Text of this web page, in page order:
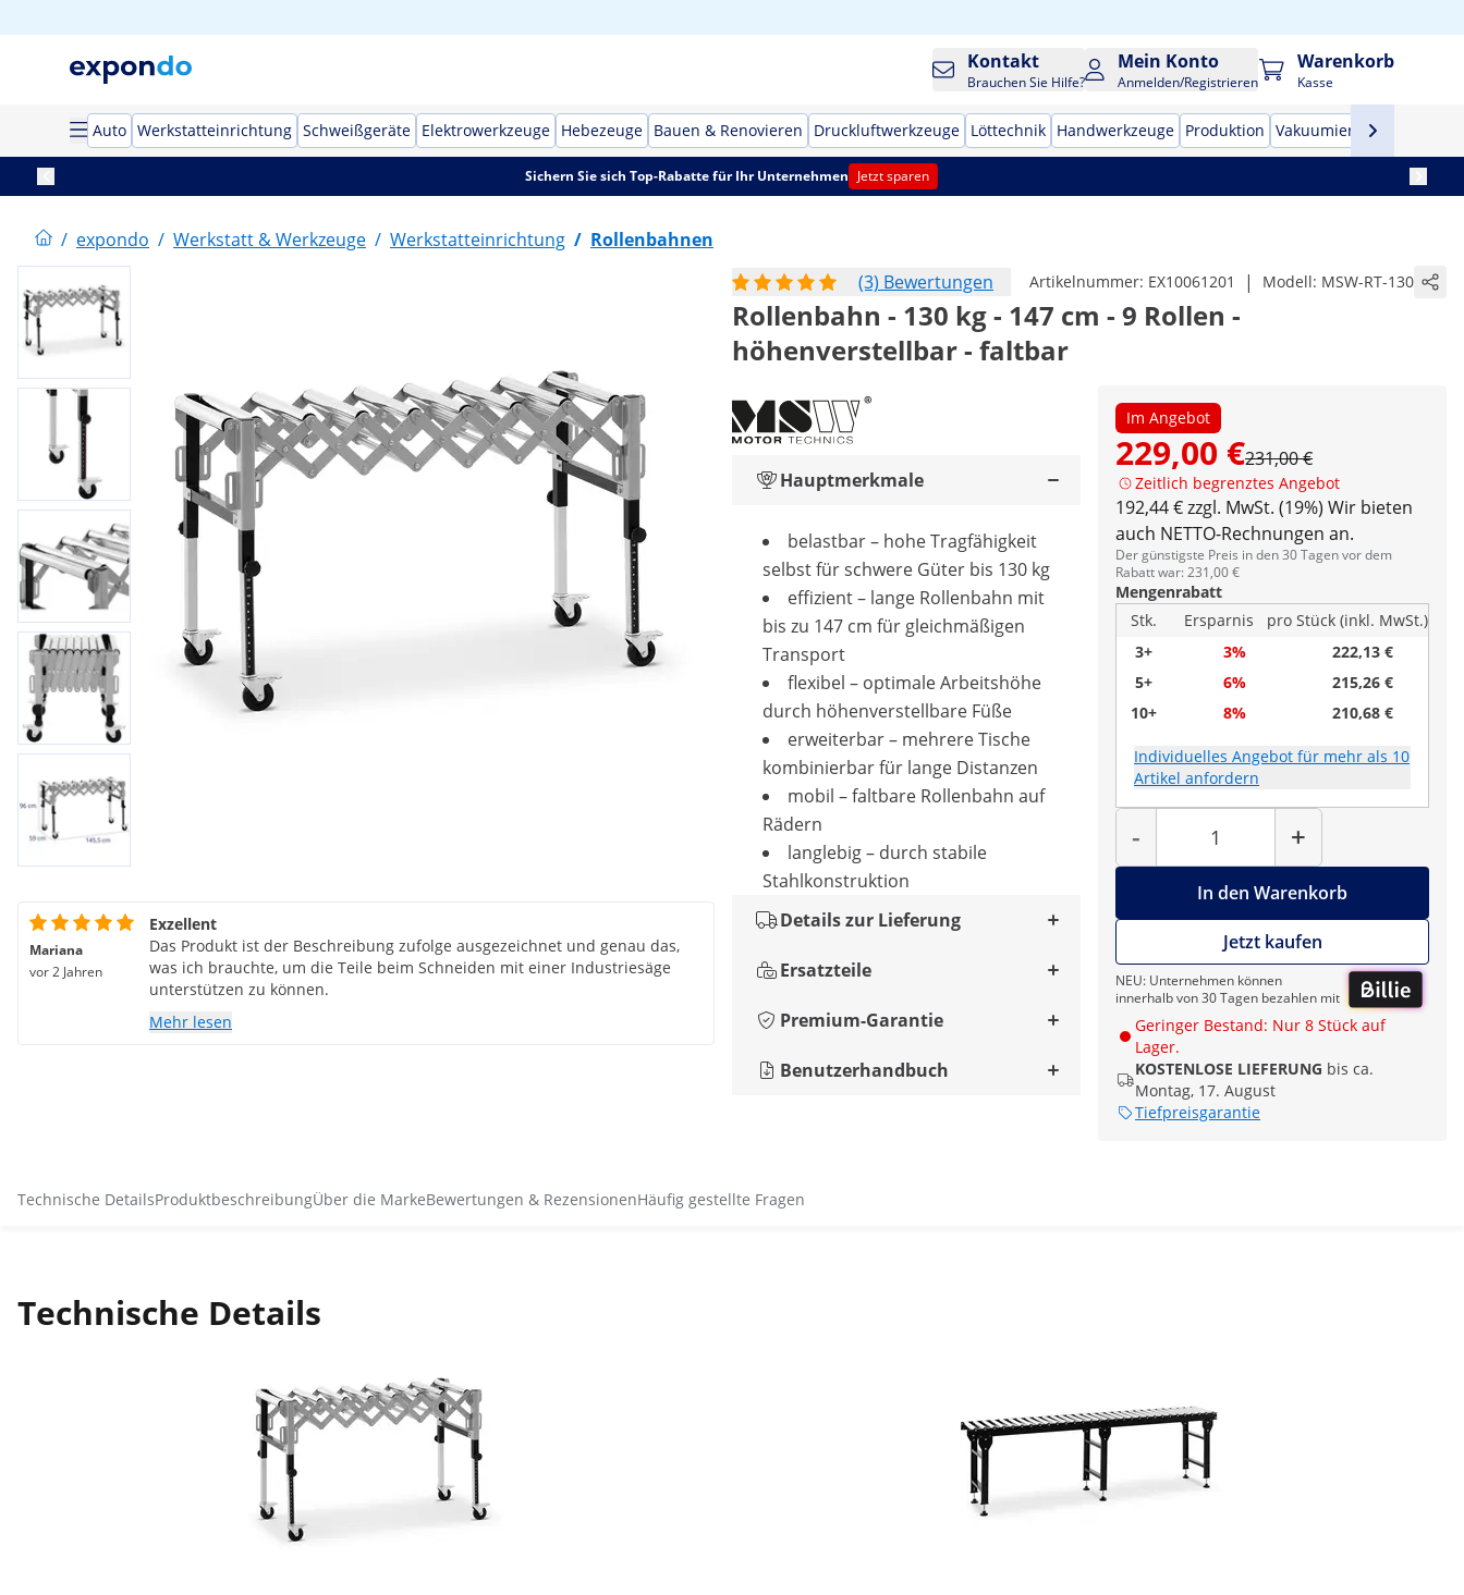
Kontakt
Brauchen Sie Hilfe?
Mein Konto
Anmelden/Registrieren
Warenkorb
Kasse
Auto Werkstatteinrichtung Schweißgeräte Elektrowerkzeuge Hebezeuge Bauen & Renovieren Druckluftwerkzeuge Löttechnik Handwerkzeuge Produktion Vakuumierer
Sichern Sie sich Top-Rabatte für Ihr Unternehmen Jetzt sparen
/ expondo / Werkstatt & Werkzeuge / Werkstatteinrichtung / Rollenbahnen
(3) Bewertungen
Artikelnummer: EX10061201 | Modell: MSW-RT-130
Rollenbahn - 130 kg - 147 cm - 9 Rollen -
höhenverstellbar - faltbar
Im Angebot
229,00 €231,00 €
Zeitlich begrenztes Angebot
192,44 € zzgl. MwSt. (19%) Wir bieten
auch NETTO-Rechnungen an.
Der günstigste Preis in den 30 Tagen vor dem
Rabatt war: 231,00 €
Mengenrabatt
Stk.
Ersparnis
pro Stück (inkl. MwSt.)
3+
3%
222,13 €
5+
6%
215,26 €
10+
8% 210,68 €
Individuelles Angebot für mehr als 10
Artikel anfordern
-
Menge
+
In den Warenkorb
Jetzt kaufen
NEU: Unternehmen können
innerhalb von 30 Tagen bezahlen mit
Geringer Bestand: Nur 8 Stück auf
Lager.
KOSTENLOSE LIEFERUNG bis ca.
Montag, 17. August
Tiefpreisgarantie
Hauptmerkmale
belastbar – hohe Tragfähigkeit
selbst für schwere Güter bis 130 kg
effizient – lange Rollenbahn mit
bis zu 147 cm für gleichmäßigen
Transport
flexibel – optimale Arbeitshöhe
durch höhenverstellbare Füße
erweiterbar – mehrere Tische
kombinierbar für lange Distanzen
mobil – faltbare Rollenbahn auf
Rädern
langlebig – durch stabile
Stahlkonstruktion
Details zur Lieferung
Ersatzteile
Premium-Garantie
Benutzerhandbuch
Mariana
vor 2 Jahren
Exzellent
Das Produkt ist der Beschreibung zufolge ausgezeichnet und genau das,
was ich brauchte, um die Teile beim Schneiden mit einer Industriesäge
unterstützen zu können.
Mehr lesen
Technische DetailsProduktbeschreibungÜber die MarkeBewertungen & RezensionenHäufig gestellte Fragen
Technische Details